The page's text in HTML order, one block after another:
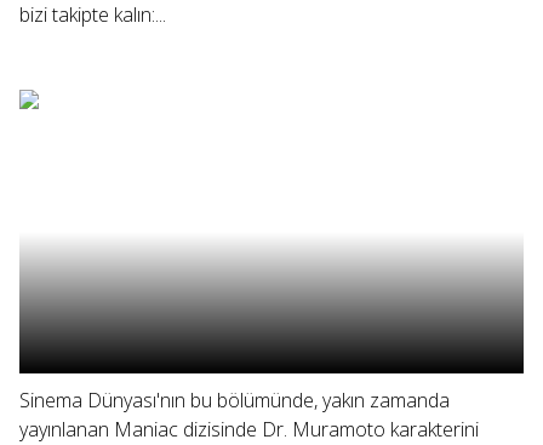
bizi takipte kalın:...
Sinema Dünyası'nın bu bölümünde, yakın zamanda
yayınlanan Maniac dizisinde Dr. Muramoto karakterini